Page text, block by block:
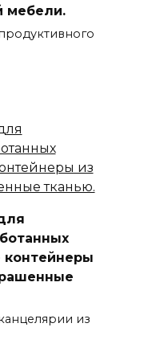
мебели.
контейнеры
из